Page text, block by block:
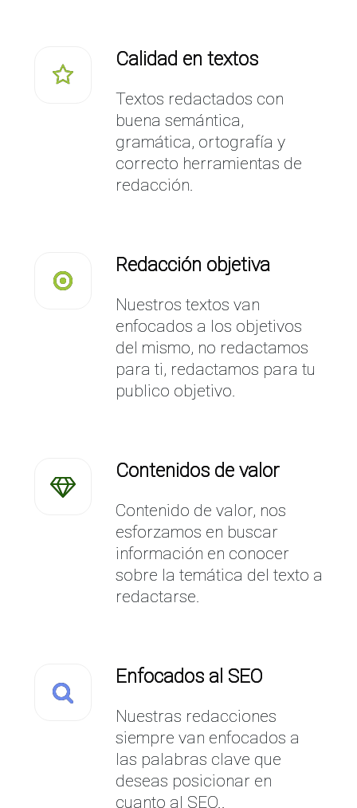
Calidad en textos
Textos redactados con
buena semántica,
gramática, ortografía y
correcto herramientas de
redacción.
Redacción objetiva
Nuestros textos van
enfocados a los objetivos
del mismo, no redactamos
para ti, redactamos para tu
publico objetivo.
Contenidos de valor
Contenido de valor, nos
esforzamos en buscar
información en conocer
sobre la temática del texto a
redactarse.
Enfocados al SEO
Nuestras redacciones
siempre van enfocados a
las palabras clave que
deseas posicionar en
cuanto al SEO..